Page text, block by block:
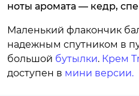
ноты аромата — кедр,
Маленький флакончик
надежным спутником в
большой бутылки. Крем
доступен в мини версии.